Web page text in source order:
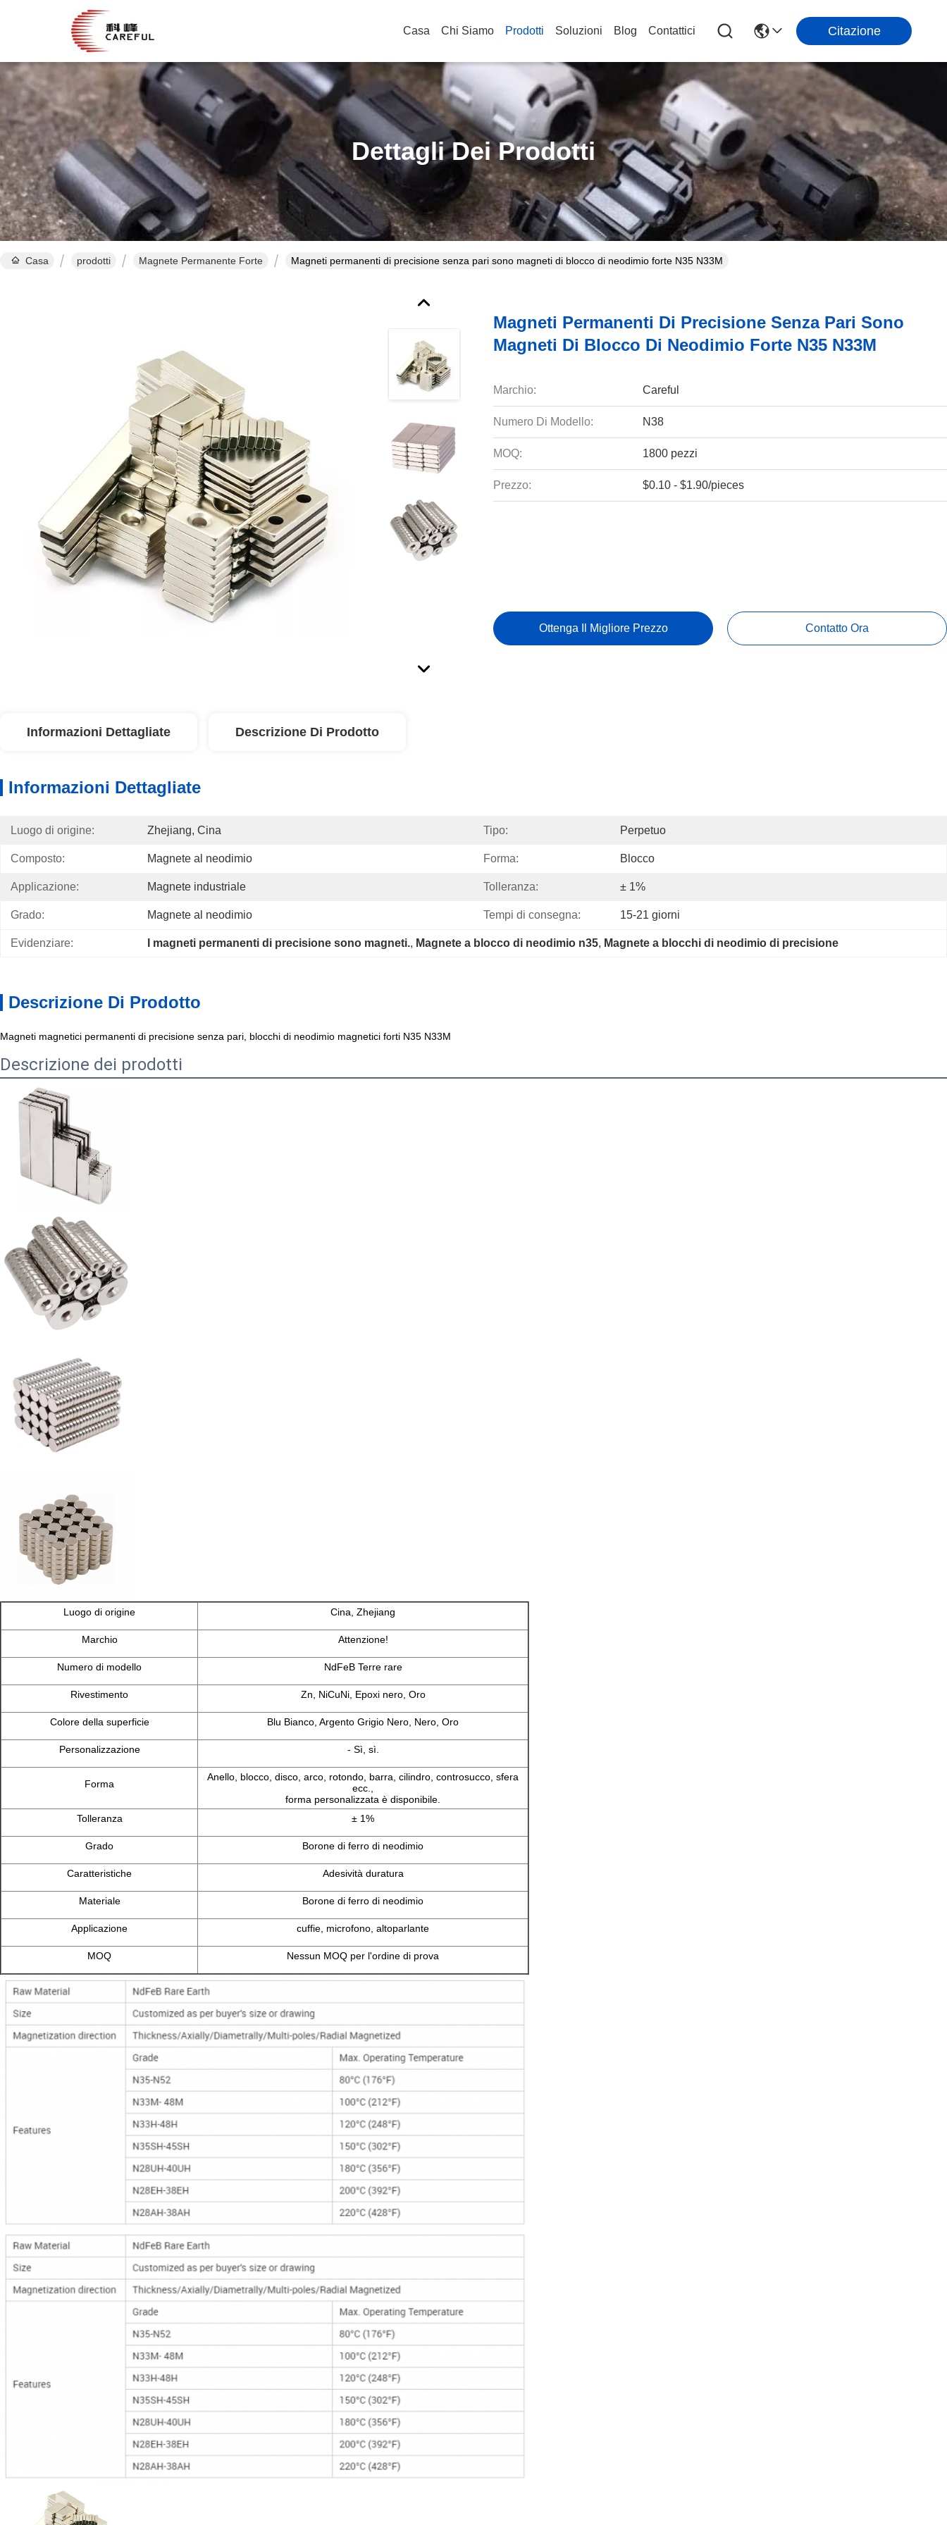
Casa Chi Siamo Prodotti Soluzioni Blog Contattici Citazione
Dettagli Dei Prodotti
Casa prodotti Magnete Permanente Forte Magneti permanenti di precisione senza pari sono magneti di blocco di neodimio forte N35 N33M
Magneti Permanenti Di Precisione Senza Pari Sono
Magneti Di Blocco Di Neodimio Forte N35 N33M
Marchio: Careful
Numero Di Modello: N38
MOQ: 1800 pezzi
Prezzo: $0.10 - $1.90/pieces
Ottenga Il Migliore Prezzo Contatto Ora
Informazioni Dettagliate Descrizione Di Prodotto
Informazioni Dettagliate
Luogo di origine: Zhejiang, Cina Tipo: Perpetuo
Composto: Magnete al neodimio Forma: Blocco
Applicazione: Magnete industriale Tolleranza: ± 1%
Grado: Magnete al neodimio Tempi di consegna: 15-21 giorni
Evidenziare: I magneti permanenti di precisione sono magneti., Magnete a blocco di neodimio n35, Magnete a blocchi di neodimio di precisione
Descrizione Di Prodotto
Magneti magnetici permanenti di precisione senza pari, blocchi di neodimio magnetici forti N35 N33M
Descrizione dei prodotti
Luogo di origine Cina, Zhejiang
Marchio Attenzione!
Numero di modello NdFeB Terre rare
Rivestimento Zn, NiCuNi, Epoxi nero, Oro
Colore della superficie Blu Bianco, Argento Grigio Nero, Nero, Oro
Personalizzazione - Sì, sì.
Forma
Anello, blocco, disco, arco, rotondo, barra, cilindro, controsucco, sfera
ecc.,
forma personalizzata è disponibile.
Tolleranza
± 1%
Grado Borone di ferro di neodimio
Caratteristiche Adesività duratura
Materiale Borone di ferro di neodimio
Applicazione cuffie, microfono, altoparlante
MOQ Nessun MOQ per l'ordine di prova